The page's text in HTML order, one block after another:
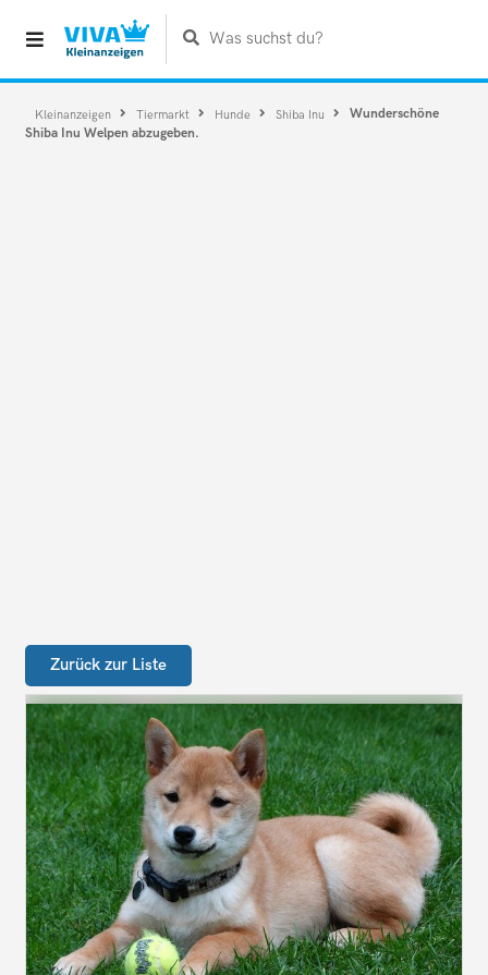
Was suchst du?
Kleinanzeigen Tiermarkt Hunde Shiba Inu
Wunderschöne
Shiba Inu Welpen abzugeben.
Zurück zur Liste